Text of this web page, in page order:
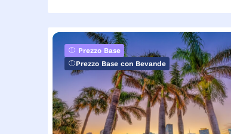
Prezzo Base
Prezzo Base con Bevande